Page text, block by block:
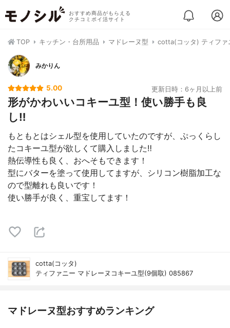
おすすめ商品がもらえる
クチコミポイ活サイト
TOP キッチン・台所用品 マドレーヌ型 cotta(コッタ) ティフ
みかりん
5.00 更新日時：6ヶ月以上前
形がかわいいコキーユ型！使い勝手も良
し‼️
もともとはシェル型を使用していたのですが、ぷっくらし
たコキーユ型が欲しくて購入しました‼️
熱伝導性も良く、おへそもできます！
型にバターを塗って使用してますが、シリコン樹脂加工な
ので型離れも良いです！
使い勝手が良く、重宝してます！
cotta(コッタ)
ティファニー マドレーヌコキーユ型(9個取) 085867
マドレーヌ型おすすめランキング